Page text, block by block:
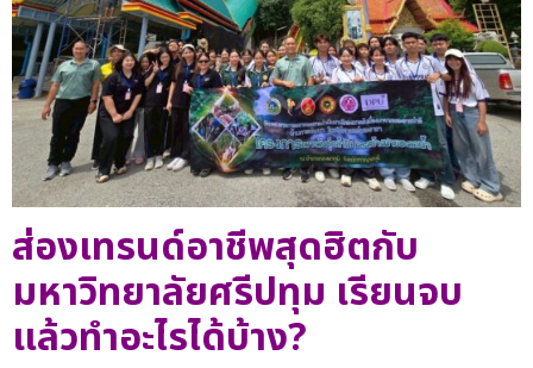
ส่องเทรนด์อาชีพสุดฮิตกับ
มหาวิทยาลัยศรีปทุม เรียนจบ
แล้วทำอะไรได้บ้าง?